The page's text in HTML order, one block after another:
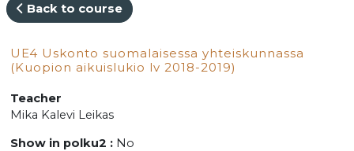
Back to course
UE4 Uskonto suomalaisessa yhteiskunnassa
(Kuopion aikuislukio lv 2018-2019)
Teacher
Mika Kalevi Leikas
Show in polku2 : No